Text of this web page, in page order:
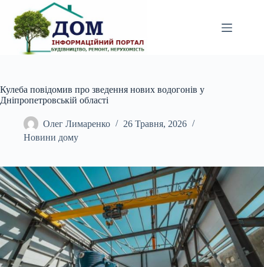
вмісту
Кулеба повідомив про зведення нових водогонів у
Дніпропетровській області
Олег Лимаренко
26 Травня, 2026
Новини дому